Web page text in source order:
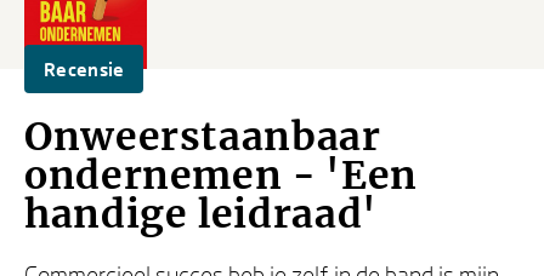
Recensie
Onweerstaanbaar
ondernemen - 'Een
handige leidraad'